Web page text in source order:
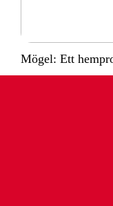
Mögel: Ett